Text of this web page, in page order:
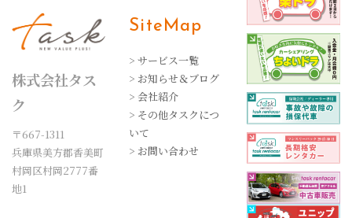
株式会社タス
ク
〒667-1311
兵庫県美方郡香美町
村岡区村岡2777番
地1
SiteMap
> サービス一覧
> お知らせ＆ブログ
> 会社紹介
> その他タスクにつ
いて
> お問い合わせ